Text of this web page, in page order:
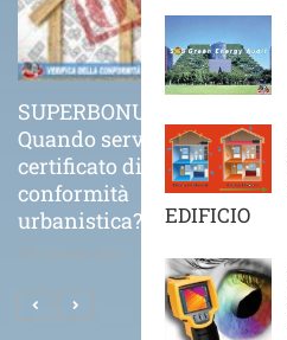
EDIFICIO
SUPERBONUS 110%
Quando serve il
certificato di
conformità
urbanistica?
25 Febbraio 2021